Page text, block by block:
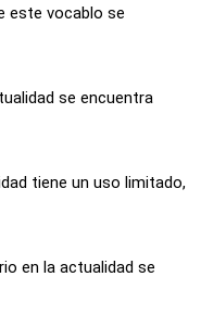
este vocablo se
se encuentra
tiene un uso limitado,
en la actualidad se